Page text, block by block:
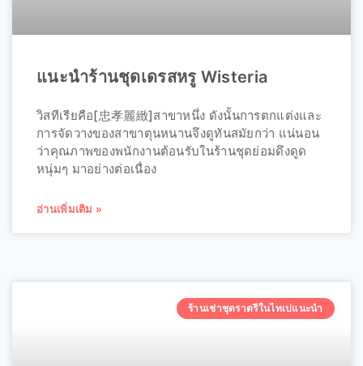
แนะนำร้านชุดเดรสหรู Wisteria
วิสทีเรียคือ[忠孝麗緻]สาขาหนึ่ง ดังนั้นการตกแต่งและ
การจัดวางของสาขาตุนหนานจึงดูทันสมัยกว่า แน่นอน
ว่าคุณภาพของพนักงานต้อนรับในร้านชุดย่อมดึงดูด
หนุ่มๆ มาอย่างต่อเนื่อง
อ่านเพิ่มเติม »
ร้านเช่าชุดราตรีในไทเปแนะนำ